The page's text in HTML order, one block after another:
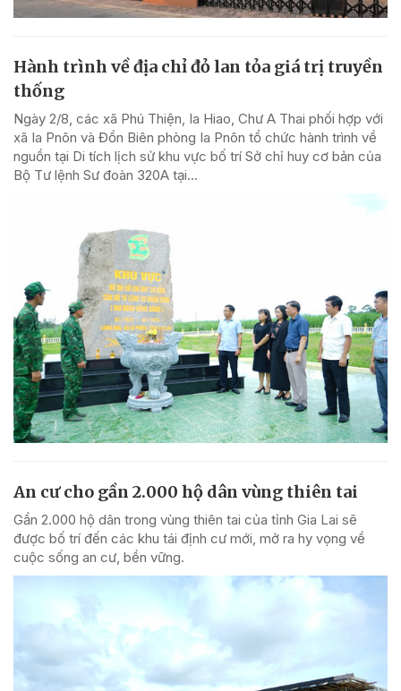
Hành trình về địa chỉ đỏ lan tỏa giá trị truyền
thống
Ngày 2/8, các xã Phú Thiện, Ia Hiao, Chư A Thai phối hợp với
xã Ia Pnôn và Đồn Biên phòng Ia Pnôn tổ chức hành trình về
nguồn tại Di tích lịch sử khu vực bố trí Sở chỉ huy cơ bản của
Bộ Tư lệnh Sư đoàn 320A tại...
An cư cho gần 2.000 hộ dân vùng thiên tai
Gần 2.000 hộ dân trong vùng thiên tai của tỉnh Gia Lai sẽ
được bố trí đến các khu tái định cư mới, mở ra hy vọng về
cuộc sống an cư, bền vững.